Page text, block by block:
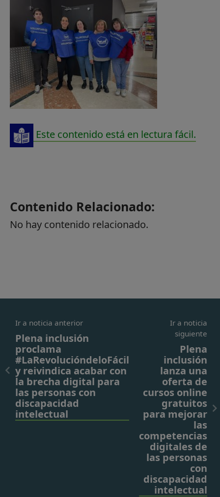
Este contenido está en lectura fácil.
Contenido Relacionado:
No hay contenido relacionado.
Ir a noticia anterior
Plena inclusión
proclama
#LaRevolucióndeloFácil
y reivindica acabar con
la brecha digital para
las personas con
discapacidad
intelectual
Ir a noticia
siguiente
Plena
inclusión
lanza una
oferta de
cursos online
gratuitos
para mejorar
las
competencias
digitales de
las personas
con
discapacidad
intelectual